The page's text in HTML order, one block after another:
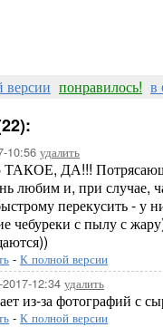
версии понравилось! в
10:56 удалить
ДА!!!
любим и, при случае,
перекусить - у
чебуреки с пылу с
- К полной версии
12:34 удалить
из-за фотографий с
- К полной версии